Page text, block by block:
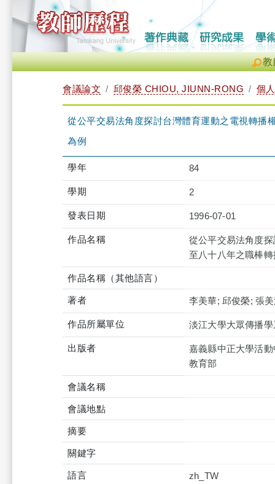
教
會議論文 邱俊榮 CHIOU, JIUNN-RONG 個
從公平交易法角度探討台灣體育運動之電視轉播
為例
學年 84
學期 2
發表日期 1996-07-01
作品名稱
從公平交易法角度
至八十八年之職棒
作品名稱（其他語言）
著者 李美華; 邱俊榮; 張
作品所屬單位 淡江大學大眾傳播學
出版者
嘉義縣中正大學活
教育部
會議名稱
會議地點
摘要
關鍵字
語言 zh_TW